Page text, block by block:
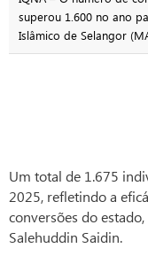
superou 1.600 no ano
Islâmico de Selangor
Um total de 1.675
2025, refletindo a
conversões do
Salehuddin Saidin.